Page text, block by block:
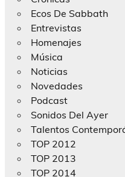
Ecos De Sabbath
Entrevistas
Homenajes
Música
Noticias
Novedades
Podcast
Sonidos Del Ayer
Talentos
TOP 2012
TOP 2013
TOP 2014